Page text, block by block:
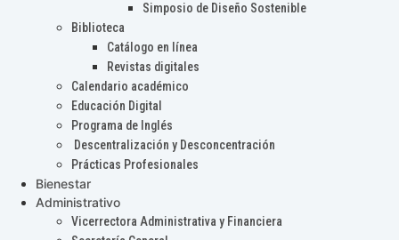
Simposio de Diseño Sostenible
Biblioteca
Catálogo en línea
Revistas digitales
Calendario académico
Educación Digital
Programa de Inglés
Descentralización y Desconcentración
Prácticas Profesionales
Bienestar
Administrativo
Vicerrectora Administrativa y Financiera